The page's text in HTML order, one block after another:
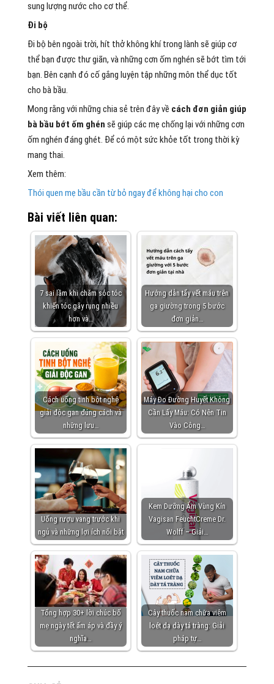
sung lượng nước cho cơ thể.
Đi bộ
Đi bộ bên ngoài trời, hít thở không khí trong lành sẽ giúp cơ
thể bạn được thư giãn, và những cơn ốm nghén sẽ bớt tìm tới
bạn. Bên cạnh đó cố gắng luyện tập những môn thể dục tốt
cho bà bầu.
Mong rằng với những chia sẻ trên đây về cách đơn giản giúp
bà bầu bớt ốm ghén sẽ giúp các mẹ chống lại với những cơn
ốm nghén đáng ghét. Để có một sức khỏe tốt trong thời kỳ
mang thai.
Xem thêm:
Thói quen mẹ bầu cần từ bỏ ngay để không hại cho con
Bài viết liên quan:
7 sai lầm khi chăm sóc tóc
khiến tóc gãy rụng nhiều
hơn và…
Hướng dẫn tẩy vết máu trên
ga giường trong 5 bước
đơn giản…
Cách uống tinh bột nghệ
giải độc gan đúng cách và
những lưu…
Máy Đo Đường Huyết Không
Cần Lấy Máu: Có Nên Tin
Vào Công…
Uống rượu vang trước khi
ngủ và những lợi ích nổi bật
Kem Dưỡng Ẩm Vùng Kín
Vagisan FeuchtCreme Dr.
Wolff – Giải…
Tổng hợp 30+ lời chúc bố
mẹ ngày tết ấm áp và đầy ý
nghĩa…
Cây thuốc nam chữa viêm
loét dạ dày tá tràng: Giải
pháp tự…